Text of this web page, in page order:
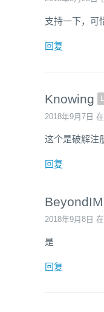
支持一下，可
回复
Knowing
2018年9月7日
这个是破解注
回复
BeyondIM
2018年9月8日
是
回复